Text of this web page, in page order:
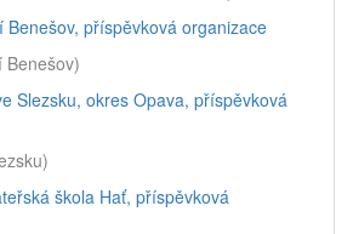
příspěvková organizace
Benešov)
Slezsku, okres Opava, příspěvková
škola Hať, příspěvková